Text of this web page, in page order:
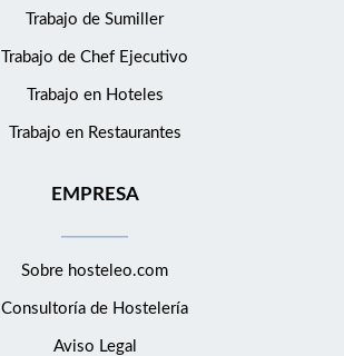
Trabajo de Sumiller
Trabajo de Chef Ejecutivo
Trabajo en Hoteles
Trabajo en Restaurantes
EMPRESA
Sobre hosteleo.com
Consultoría de Hostelería
Aviso Legal